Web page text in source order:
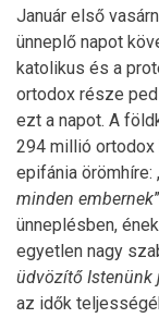
Január első
ünneplő napot
katolikus és a
ortodox része
ezt a napot. A
294 millió
epifánia örömhíre:
minden embernek
ünneplésben,
egyetlen nagy
üdvözítő Istenünk
az idők